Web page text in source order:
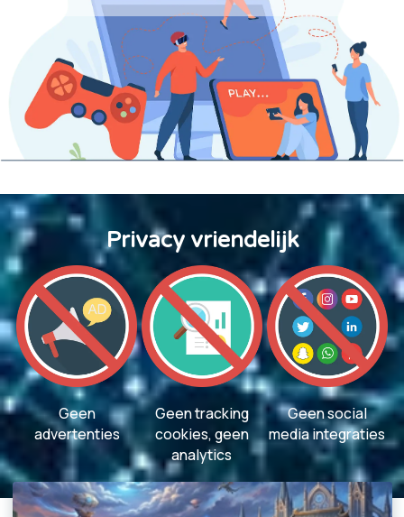
Privacy vriendelijk
Geen
advertenties
Geen tracking
cookies, geen
analytics
Geen social
media integraties